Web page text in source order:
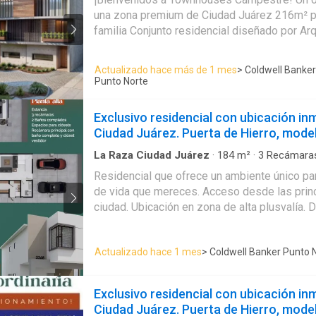
habitar, ubicado en una zona estratégica
comercios y servicios esenciales. Además, al encontrarse en una
calle principal, presenta una oportunidad
una visita, comuníquese al: ￼⁨656 176 ----⁩ o
menos
·Jardín·Vista panorámica·Seguridad·Cuarto
una zona premium de Ciudad Juárez 216m²
familia Conjunto residencial diseñado por
Actualizado hace más de 1 mes> Coldwell Banker
Punto Norte
Exclusivo residencial con ubicación
Ciudad Juárez. Puerta de Hierro,
La Raza Ciudad Juárez · 184m² · 3
·Seguridad· Cuarto de servicio
Residencial que ofrece un ambiente único
de vida que mereces. Acceso desde las principales avenidas de la
ciudad. Ubicación en zona de alta plusvalía.
Actualizado hace 1 mes> Coldwell Banker Punto
Exclusivo residencial con ubicación
Ciudad Juárez. Puerta de Hierro,